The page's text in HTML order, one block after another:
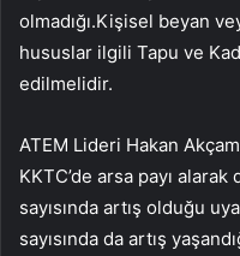
olmadığı.Kişisel beyan
hususlar ilgili Tapu ve
edilmelidir.
ATEM Lideri Hakan
KKTC’de arsa payı
sayısında artış olduğu
sayısında da artış